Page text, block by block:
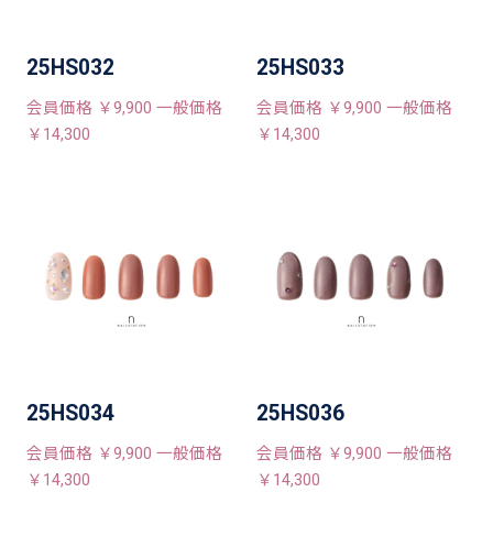
25HS032
会員価格 ￥9,900 一般価格
￥14,300
25HS033
会員価格 ￥9,900 一般価格
￥14,300
25HS034
会員価格 ￥9,900 一般価格
￥14,300
25HS036
会員価格 ￥9,900 一般価格
￥14,300